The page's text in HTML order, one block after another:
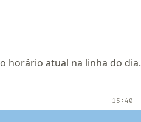
horário atual na linha do dia.
15:40